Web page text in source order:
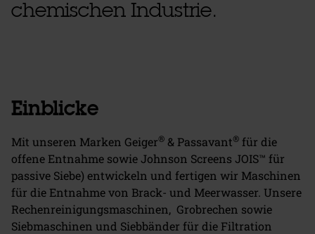
chemischen Industrie.
Einblicke
Mit unseren Marken Geiger® & Passavant® für die
offene Entnahme sowie Johnson Screens JOIS™ für
passive Siebe) entwickeln und fertigen wir Maschinen
für die Entnahme von Brack- und Meerwasser. Unsere
Rechenreinigungsmaschinen, Grobrechen sowie
Siebmaschinen und Siebbänder für die Filtration